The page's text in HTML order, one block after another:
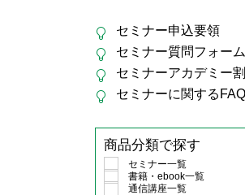
セミナー申込要領
セミナー質問フォーム
セミナーアカデミー割
セミナーに関するFAQ
商品分類で探す
セミナー一覧
書籍・ebook一覧
通信講座一覧